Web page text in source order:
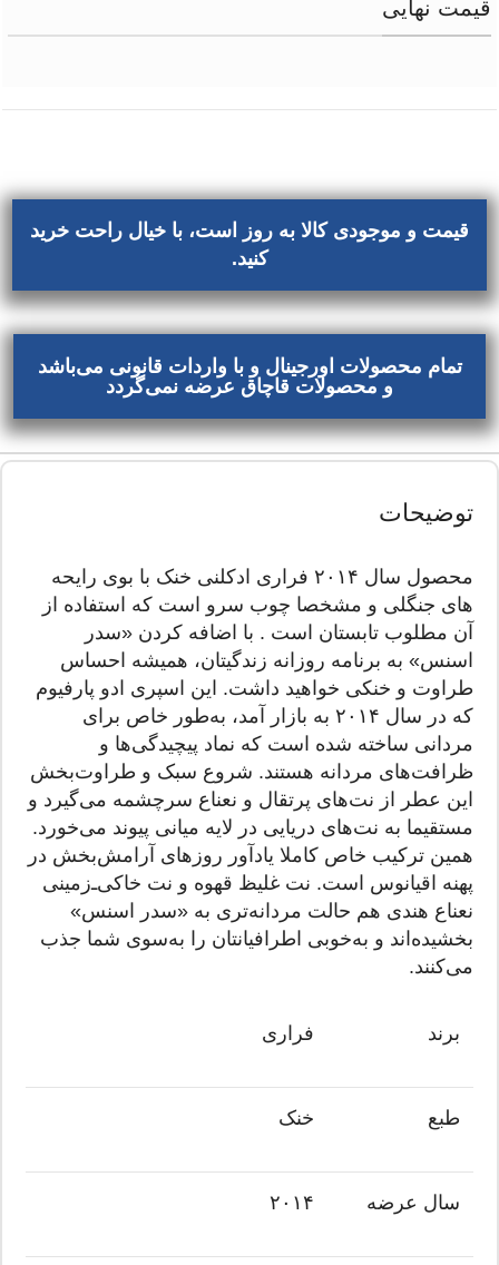
قیمت نهایی
قیمت و موجودی کالا به روز است، با خیال راحت خرید
کنید.
تمام محصولات اورجینال و با واردات قانونی می‌باشد
و محصولات قاچاق عرضه نمی‌گردد
توضیحات
محصول سال ۲۰۱۴ فراری ادکلنی خنک با بوی رایحه
های جنگلی و مشخصا چوب سرو است که استفاده از
آن مطلوب تابستان است . با اضافه کردن «سدر
اسنس» به برنامه روزانه زندگیتان، همیشه احساس
طراوت و خنکی خواهید داشت. این اسپری ادو پارفیوم
که در سال ۲۰۱۴ به بازار آمد، به‌طور خاص برای
مردانی ساخته شده است که نماد پیچیدگی‌ها و
ظرافت‌های مردانه هستند. شروع سبک و طراوت‌بخش
این عطر از نت‌های پرتقال و نعناع سرچشمه می‌گیرد و
مستقیما به نت‌های دریایی در لایه میانی پیوند می‌خورد.
همین ترکیب خاص کاملا یادآور روزهای آرامش‌بخش در
پهنه اقیانوس است. نت غلیظ قهوه و نت خاکی‌ـ‌زمینی
نعناع هندی هم حالت مردانه‌تری به «سدر اسنس»
بخشیده‌اند و به‌خوبی اطرافیانتان را به‌سوی شما جذب
می‌کنند.
برند فراری
طبع خنک
سال عرضه ۲۰۱۴